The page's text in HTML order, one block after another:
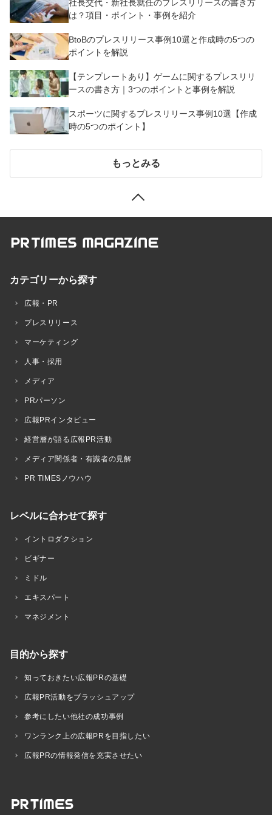
社長交代・新社長就任のプレスリリースの書き方
は？項目・ポイント・事例を紹介
BtoBのプレスリリース事例10選と作成時の5つの
ポイントを解説
【テンプレートあり】ゲームに関するプレスリリ
ースの書き方｜3つのポイントと事例を解説
スポーツに関するプレスリリース事例10選【作成
時の5つのポイント】
もっとみる
カテゴリーから探す
広報・PR
プレスリリース
マーケティング
人事・採用
メディア
PRパーソン
広報PRインタビュー
経営層が語る広報PR活動
メディア関係者・有識者の見解
PR TIMESノウハウ
レベルに合わせて探す
イントロダクション
ビギナー
ミドル
エキスパート
マネジメント
目的から探す
知っておきたい広報PRの基礎
広報PR活動をブラッシュアップ
参考にしたい他社の成功事例
ワンランク上の広報PRを目指したい
広報PRの情報発信を充実させたい